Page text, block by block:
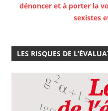
dénoncer et à porter la
sexistes
LES RISQUES DE